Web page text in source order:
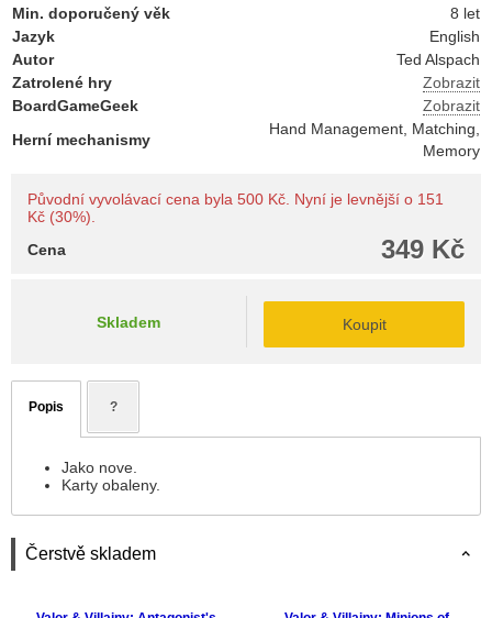
Min. doporučený věk
8 let
Jazyk
English
Autor
Ted Alspach
Zatrolené hry
Zobrazit
BoardGameGeek
Zobrazit
Herní mechanismy
Hand Management, Matching,
Memory
Původní vyvolávací cena byla 500 Kč. Nyní je levnější o 151
Kč (30%).
349 Kč
Cena
Skladem Koupit
Popis ?
Jako nove.
Karty obaleny.
Čerstvě skladem